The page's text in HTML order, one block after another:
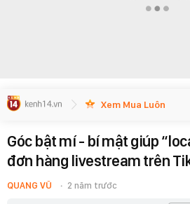
Xem Mua Luôn
Góc bật mí - bí mật giúp
đơn hàng livestream trên
QUANG VŨ 2 năm trước